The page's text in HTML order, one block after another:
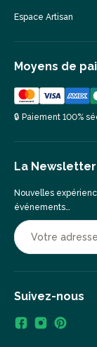
Espace Artisan
Moyens de
🔒 Paiement 100%
La
Nouvelles
événements…
Suivez-nous